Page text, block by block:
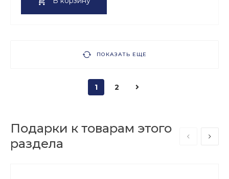
ПОКАЗАТЬ ЕЩЕ
1 2
Подарки к товарам этого
раздела